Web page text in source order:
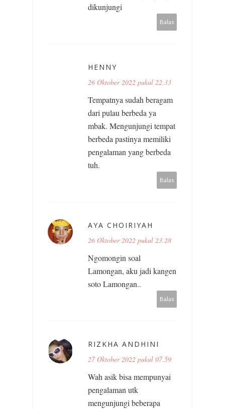
dikunjungi
Balas
HENNY
26 Oktober 2022 pukul 22.33
Tempatnya sudah beragam
dari pulau berbeda ya
mbak. Mengunjungi tempat
berbeda pastinya memiliki
pengalaman yang berbeda
tuh.
Balas
AYA CHOIRIYAH
26 Oktober 2022 pukul 23.28
Ngomongin soal
Lamongan, aku jadi kangen
soto Lamongan..
Balas
RIZKHA ANDHINI
27 Oktober 2022 pukul 07.59
Wah asik bisa mempunyai
pengalaman utk
mengunjungi beberapa